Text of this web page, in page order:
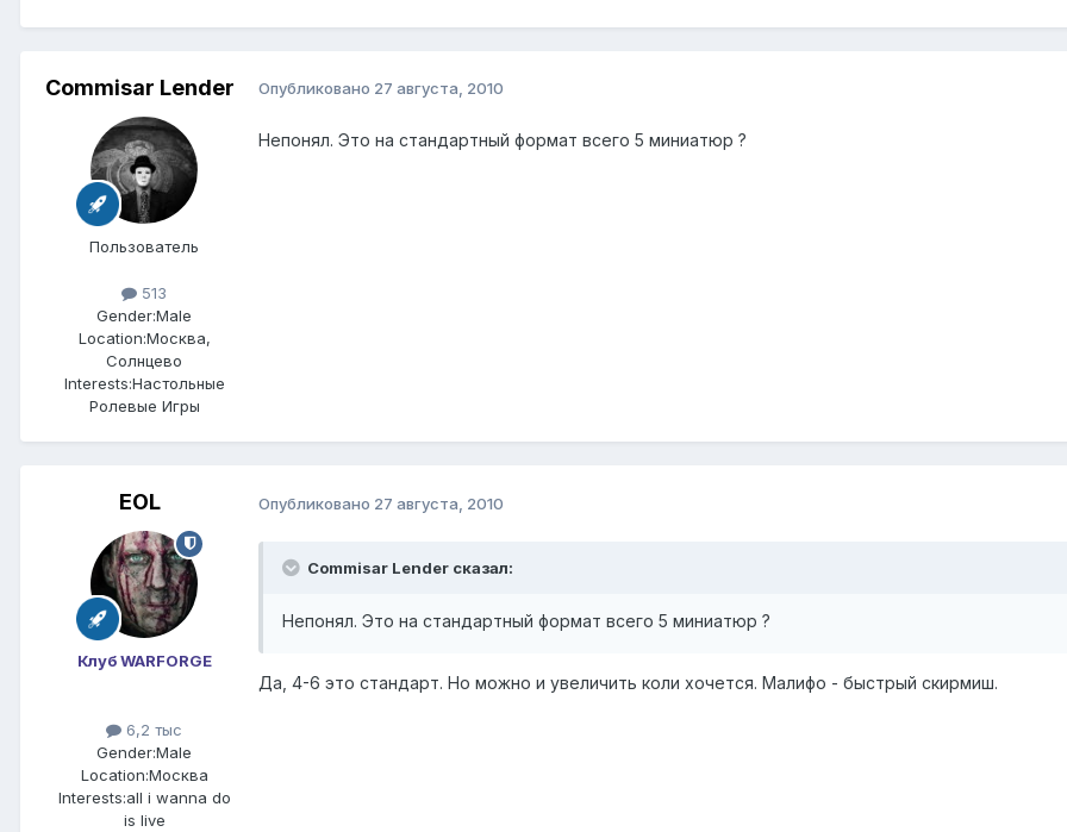
Commisar Lender
Пользователь
513
Gender:Male
Location:Москва,
Солнцево
Interests:Настольные
Ролевые Игры
Опубликовано 27 августа, 2010
Непонял. Это на стандартный формат всего 5 миниатюр ?
EOL
Клуб WARFORGE
6,2 тыс
Gender:Male
Location:Москва
Interests:all i wanna do
is live
Опубликовано 27 августа, 2010
Commisar Lender сказал:
Непонял. Это на стандартный формат всего 5 миниатюр ?
Да, 4-6 это стандарт. Но можно и увеличить коли хочется. Малифо - быстрый скирмиш.